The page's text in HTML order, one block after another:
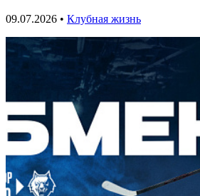
09.07.2026 • Клубная жизнь